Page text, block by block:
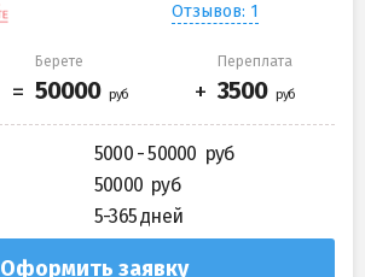
Отзывов: 1
Берете Переплата
5000 - 50000
50000
5-365 дней
Оформить заявку